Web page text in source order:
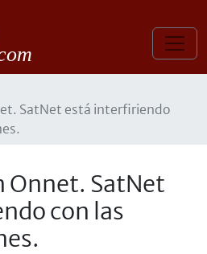
SatNet está interfiriendo
Onnet. SatNet
con las